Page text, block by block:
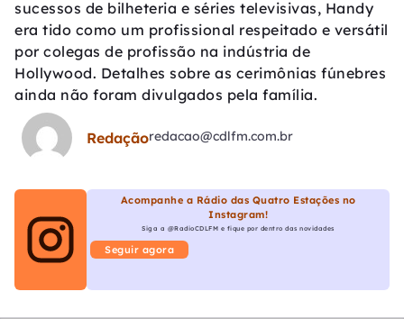
sucessos de bilheteria e séries televisivas, Handy
era tido como um profissional respeitado e versátil
por colegas de profissão na indústria de
Hollywood. Detalhes sobre as cerimônias fúnebres
ainda não foram divulgados pela família.
Redaçãoredacao@cdlfm.com.br
Acompanhe a Rádio das Quatro Estações no
Instagram!
Siga a @RadioCDLFM e fique por dentro das novidades
Seguir agora